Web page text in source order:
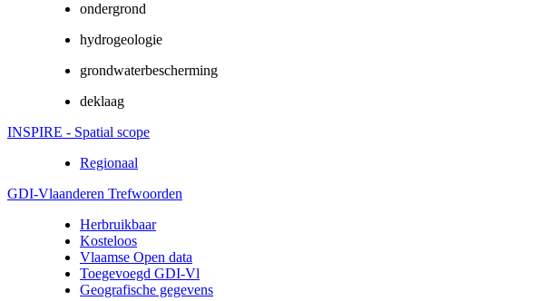
ondergrond
hydrogeologie
grondwaterbescherming
deklaag
INSPIRE - Spatial scope
Regionaal
GDI-Vlaanderen Trefwoorden
Herbruikbaar
Kosteloos
Vlaamse Open data
Toegevoegd GDI-Vl
Geografische gegevens